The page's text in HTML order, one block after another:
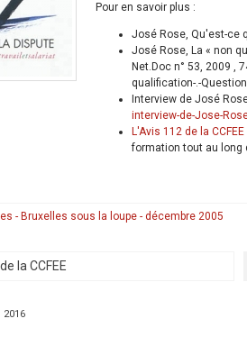
Pour en savoir plus :
José Rose, Qu'est-ce
José Rose, La « non
Net.Doc n° 53, 2009 ,
qualification-.-
Interview de José
interview-de-Jose-
L'Avis 112 de la CCFEE
formation tout au long
- Bruxelles sous la loupe - décembre 2005
la CCFEE
2016